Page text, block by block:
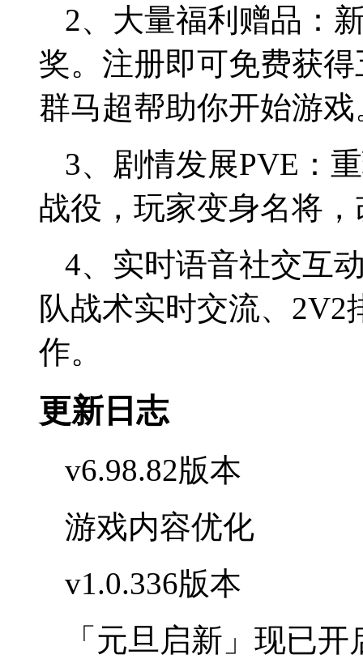
2、大量福利赠品：
奖。注册即可免费获
群马超帮助你开始游戏
3、剧情发展PVE：
战役，玩家变身名将
4、实时语音社交互
队战术实时交流、
作。
更新日志
v6.98.82版本
游戏内容优化
v1.0.336版本
「元旦启新」现已